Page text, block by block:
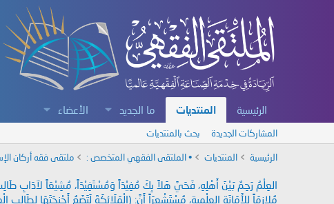
الرئيسية المنتديات ما الجديد الأعضاء
المشاركات الجديدة بحث بالمنتديات
الرئيسية المنتديات • الملتقى الفقهي المتخصص : ملتقى فقه أركان
العِلْمُ رَحِمٌ بَيْنَ أَهْلِهِ، فَحَيَّ هَلاً بِكَ مُفِيْدَاً وَمُسْتَفِيْدَاً، مُشِيْعَاً لآدَابِ
مُلازِمَاً لِلأَمَانَةِ العِلْمِيةِ، مُسْتَشْعِرَاً أَنَّ: (الْمَلَائِكَةَ لَتَضَعُ أَجْنِحَتَهَا لِطَالِبِ